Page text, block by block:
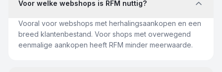
Voor welke webshops is RFM nuttig?
Vooral voor webshops met herhalingsaankopen en een
breed klantenbestand. Voor shops met overwegend
eenmalige aankopen heeft RFM minder meerwaarde.